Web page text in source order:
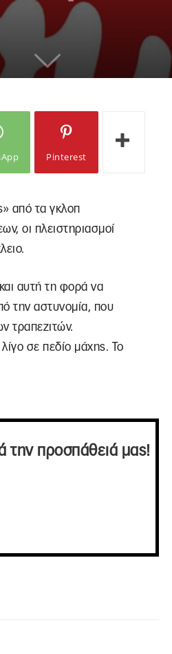
Pinterest
από τα γκλοπ
οι πλειστηριασμοί
αυτή τη φορά να
την αστυνομία, που
τραπεζιτών.
σε πεδίο μάχης. Το
την προσπάθειά μας!